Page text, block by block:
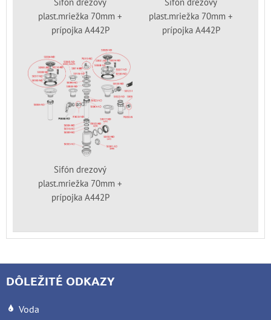
plast.mriežka 70mm +
prípojka A442P
plast.mriežka 70mm +
prípojka A442P
Sifón drezový
plast.mriežka 70mm +
prípojka A442P
DÔLEŽITÉ ODKAZY
Voda